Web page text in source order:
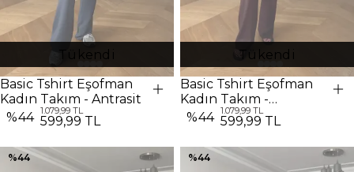
Tükendi
Basic Tshirt Eşofman
Kadın Takım - Antrasit
%44 1.079,99 TL
599,99 TL
Tükendi
Basic Tshirt Eşofman
Kadın Takım -
Kahverengi
%44 1.079,99 TL
599,99 TL
%44 %44